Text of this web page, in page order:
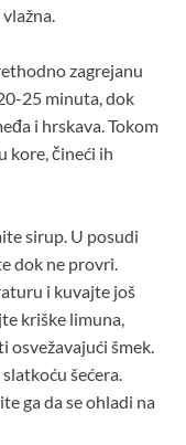
zagrejanu
25 minuta, dok
i hrskava. Tokom
kore, čineći ih
sirup. U posudi
dok ne provri.
i kuvajte još
kriške limuna,
osvežavajući šmek.
šećera.
ga da se ohladi na